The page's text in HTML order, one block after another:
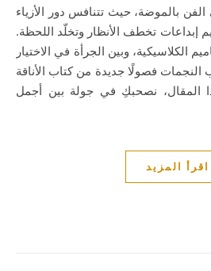
بالموضة، حيث تتنافس دور الأزياء
إبداعات تخطف الأنظار وتخلّد اللحظة.
الكلاسيكية، وبين الجرأة في الاختيار
النجمات فصولًا جديدة من كتاب الأناقة
المقال، نصحبكِ في جولة بين أجمل
اقرأ المزيد